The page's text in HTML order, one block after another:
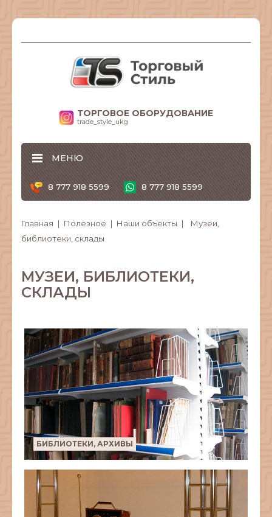
ТОРГОВОЕ ОБОРУДОВАНИЕ
trade_style_ukg
МЕНЮ
8 777 918 5599 8 777 918 5599
Главная Полезное Наши объекты
Музеи,
библиотеки, склады
МУЗЕИ, БИБЛИОТЕКИ,
СКЛАДЫ
БИБЛИОТЕКИ, АРХИВЫ